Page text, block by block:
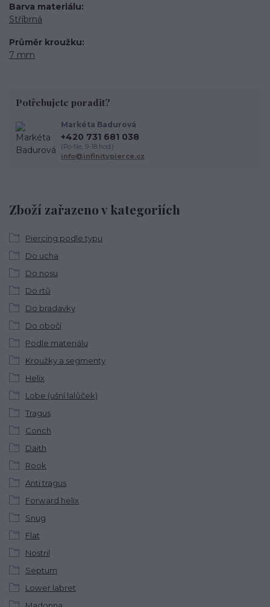
Barva materiálu
Stříbrná
Průměr kroužku
7 mm
Zboží zařazeno v kategoriích
Piercing podle typu
Do ucha
Do nosu
Do rtů
Do bradavky
Do obočí
Podle materiálu
Kroužky a segmenty
Helix
Lobe (ušní lalůček)
Tragus
Conch
Daith
Rook
Anti tragus
Forward helix
Snug
Flat
Nostril
Septum
Lower labret
Potřebujete poradit?
Markéta Badurová
+420 731 681 038
(Po-Ne, 9-18 hod.)
info@infinitypierce.cz